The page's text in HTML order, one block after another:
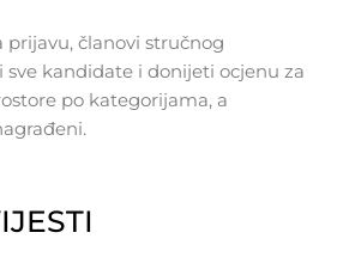
prijavu, članovi stručnog
sve kandidate i donijeti ocjenu za
po kategorijama, a